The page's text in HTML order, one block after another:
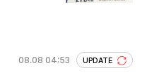
08.08 04:53 UPDATE